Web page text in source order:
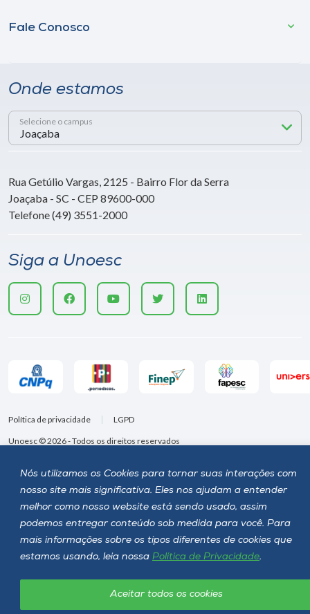
Nós utilizamos os Cookies para tornar suas interações com
nosso site mais significativa. Eles nos ajudam a entender
melhor como nosso website está sendo usado, assim
podemos entregar conteúdo sob medida para você. Para
mais informações sobre os tipos diferentes de cookies que
estamos usando, leia nossa Política de Privacidade.
Aceitar todos os cookies
Fale Conosco
Onde estamos
Selecione o campus
Rua Getúlio Vargas, 2125 - Bairro Flor da Serra
Joaçaba - SC - CEP 89600-000
Telefone (49) 3551-2000
Siga a Unoesc
Unoesc © 2026 - Todos os direitos reservados
Política de privacidade LGPD